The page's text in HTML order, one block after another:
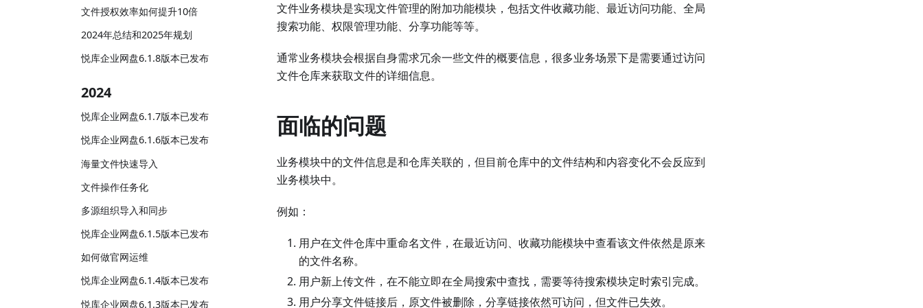
文件授权效率如何提升10倍
2024年总结和2025年规划
悦库企业网盘6.1.8版本已发布
2024
悦库企业网盘6.1.7版本已发布
悦库企业网盘6.1.6版本已发布
海量文件快速导入
文件操作任务化
多源组织导入和同步
悦库企业网盘6.1.5版本已发布
如何做官网运维
悦库企业网盘6.1.4版本已发布
悦库企业网盘6.1.3版本已发布
文件业务模块是实现文件管理的附加功能模块，包括文件收藏功能、最近访问功能、全局
搜索功能、权限管理功能、分享功能等等。
通常业务模块会根据自身需求冗余一些文件的概要信息，很多业务场景下是需要通过访问
文件仓库来获取文件的详细信息。
面临的问题
业务模块中的文件信息是和仓库关联的，但目前仓库中的文件结构和内容变化不会反应到
业务模块中。
例如：
用户在文件仓库中重命名文件，在最近访问、收藏功能模块中查看该文件依然是原来
的文件名称。
用户新上传文件，在不能立即在全局搜索中查找，需要等待搜索模块定时索引完成。
用户分享文件链接后，原文件被删除，分享链接依然可访问，但文件已失效。